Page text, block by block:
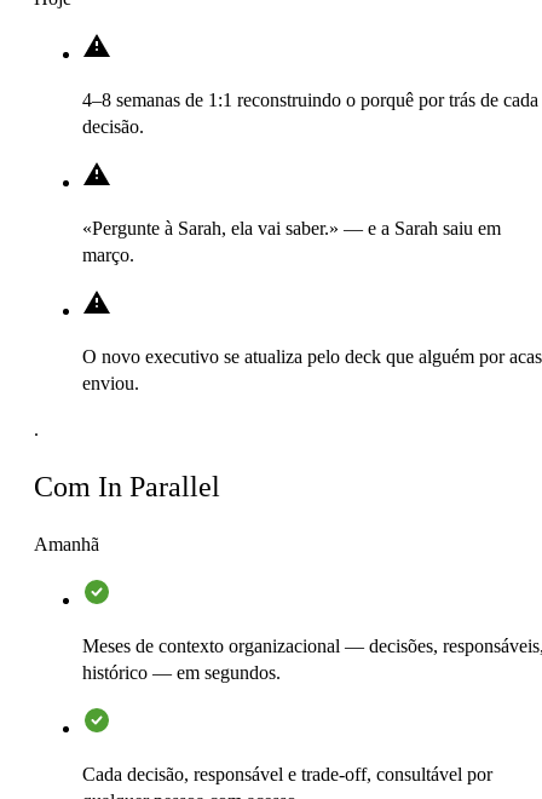
4–8 semanas de 1:1 reconstruindo o porquê por trás de cada
decisão.
«Pergunte à Sarah, ela vai saber.» — e a Sarah saiu em
março.
O novo executivo se atualiza pelo deck que alguém por
enviou.
.
Com In Parallel
Amanhã
Meses de contexto organizacional — decisões,
histórico — em segundos.
Cada decisão, responsável e trade-off, consultável por